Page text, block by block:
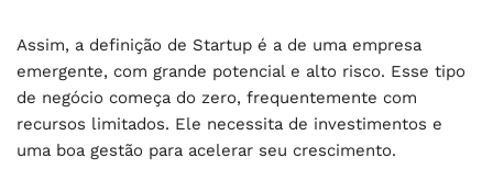
Assim, a definição de Startup é a de uma empresa
emergente, com grande potencial e alto risco. Esse tipo
de negócio começa do zero, frequentemente com
recursos limitados. Ele necessita de investimentos e
uma boa gestão para acelerar seu crescimento.